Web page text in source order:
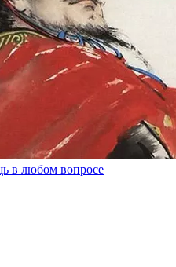
в любом вопросе